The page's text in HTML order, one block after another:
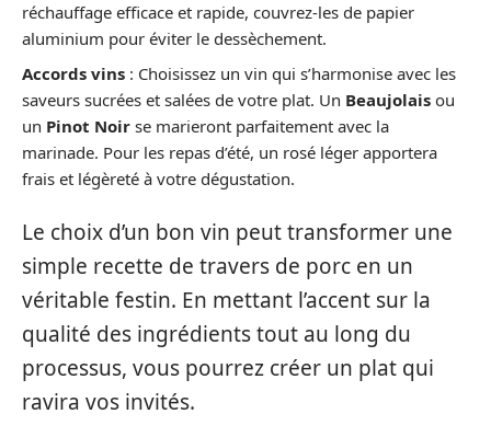
réchauffage efficace et rapide, couvrez-les de papier
aluminium pour éviter le dessèchement.
Accords vins : Choisissez un vin qui s’harmonise avec les
saveurs sucrées et salées de votre plat. Un Beaujolais ou
un Pinot Noir se marieront parfaitement avec la
marinade. Pour les repas d’été, un rosé léger apportera
frais et légèreté à votre dégustation.
Le choix d’un bon vin peut transformer une
simple recette de travers de porc en un
véritable festin. En mettant l’accent sur la
qualité des ingrédients tout au long du
processus, vous pourrez créer un plat qui
ravira vos invités.